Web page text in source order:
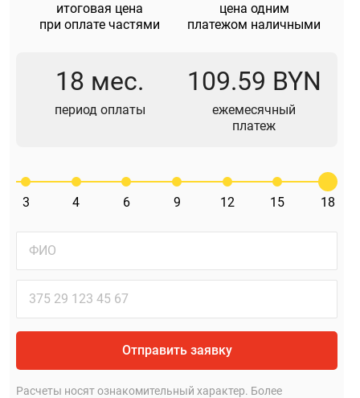
итоговая цена
при оплате частями
цена одним
платежом наличными
18 мес.
период оплаты
109.59 BYN
ежемесячный
платеж
18
15
12
9
6
4
3
Отправить заявку
Расчеты носят ознакомительный характер. Более